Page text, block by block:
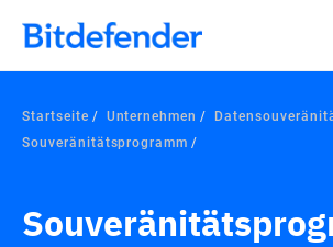
Startseite Unternehmen
Souveränitätsprogramm